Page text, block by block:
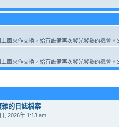
面來作交換，給有設備再次發光發熱的機會。
面來作交換，給有設備再次發光發熱的機會。
的日誌檔案
, 2026年 1:13 am